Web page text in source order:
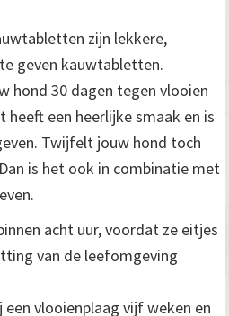
zijn lekkere,
geven kauwtabletten.
hond 30 dagen tegen vlooien
een heerlijke smaak en is
Twijfelt jouw hond toch
is het ook in combinatie met
acht uur, voordat ze eitjes
van de leefomgeving
vlooienplaag vijf weken en